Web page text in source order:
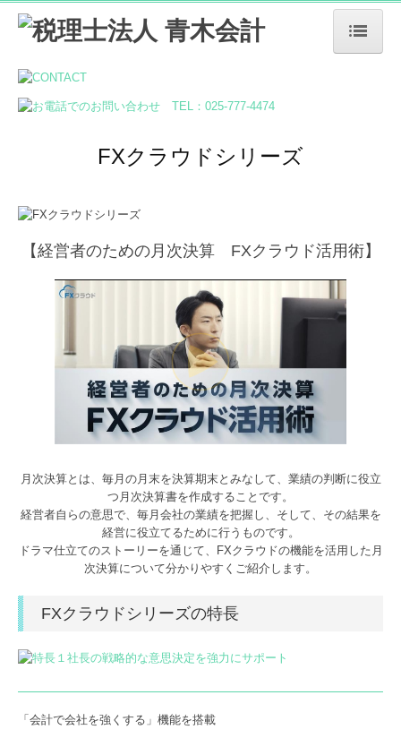
ホーム
法人案内
経営理念
働き方を知る
お問い合わせ
プライバシーポリシー
FXクラウドシリーズ
【経営者のための月次決算 FXクラウド活用術】
月次決算とは、毎月の月末を決算期末とみなして、業績の判断に役立
つ月次決算書を作成することです。
経営者自らの意思で、毎月会社の業績を把握し、そして、その結果を
経営に役立てるために行うものです。
ドラマ仕立てのストーリーを通じて、FXクラウドの機能を活用した月
次決算について分かりやすくご紹介します。
FXクラウドシリーズの特長
「会計で会社を強くする」機能を搭載